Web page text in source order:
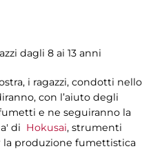
dagli 8 ai 13 anni
i ragazzi, condotti nello
con l’aiuto degli
e ne seguiranno la
di Hokusai, strumenti
la produzione fumettistica